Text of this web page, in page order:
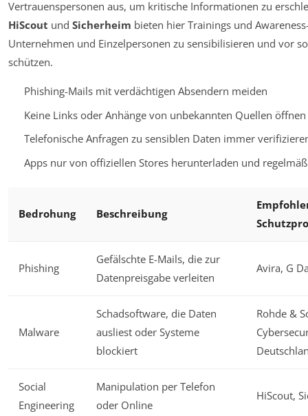
Vertrauenspersonen aus, um kritische Informationen zu
HiScout und Sicherheim bieten hier Trainings und
Unternehmen und Einzelpersonen zu sensibilisieren und vor
schützen.
Phishing-Mails mit verdächtigen Absendern meiden
Keine Links oder Anhänge von unbekannten Quellen öffnen
Telefonische Anfragen zu sensiblen Daten immer
Apps nur von offiziellen Stores herunterladen und
Bedrohung Beschreibung
Phishing
Gefälschte E-Mails, die zur
Datenpreisgabe verleiten
Avira, G
Malware
Schadsoftware, die Daten
ausliest oder Systeme
blockiert
Rohde &
Social
Engineering
Manipulation per Telefon
oder Online
HiScout,